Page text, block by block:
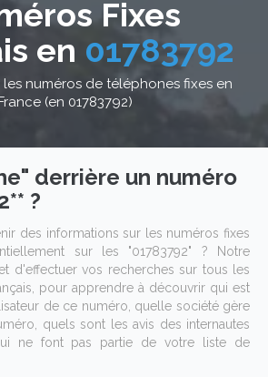
Fixes
en 01783792
numéros de téléphones fixes en
(en 01783792)
derrière un numéro
?
des informations sur les numéros fixes
sur les "01783792" ? Notre
d'effectuer vos recherches sur tous les
pour apprendre à découvrir qui est
de ce numéro, quelle société gère
quels sont les avis des internautes
ne font pas partie de votre liste de